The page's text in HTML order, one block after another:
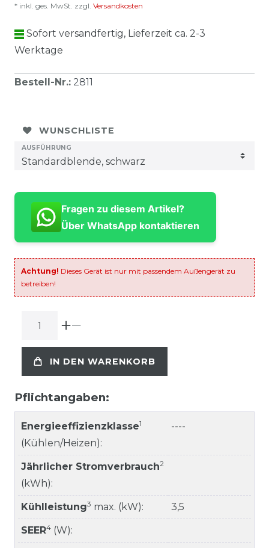
* inkl. ges. MwSt. zzgl. Versandkosten
Sofort versandfertig, Lieferzeit ca. 2-3
Werktage
Bestell-Nr.: 2811
WUNSCHLISTE
AUSFÜHRUNG
Fragen zu diesem Artikel?
Über WhatsApp kontaktieren
Achtung! Dieses Gerät ist nur mit passendem Außengerät zu
betreiben!
IN DEN WARENKORB
Pflichtangaben:
Energieeffizienzklasse1
(Kühlen/Heizen):
----
Jährlicher Stromverbrauch2
(kWh):
Kühlleistung3 max. (kW): 3,5
SEER4 (W):